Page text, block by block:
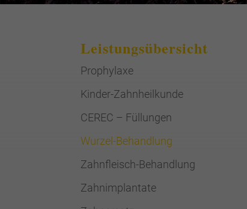
Leistungsübersicht
Prophylaxe
Kinder-Zahnheilkunde
CEREC – Füllungen
Wurzel-Behandlung
Zahnfleisch-Behandlung
Zahnimplantate